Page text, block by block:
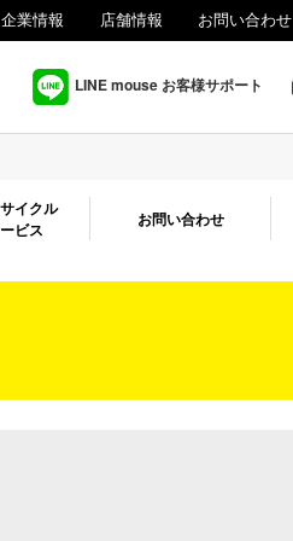
企業情報 店舗情報 お問い合わせ
LINE mouse お客様サポート
イクル
ビス
お問い合わせ